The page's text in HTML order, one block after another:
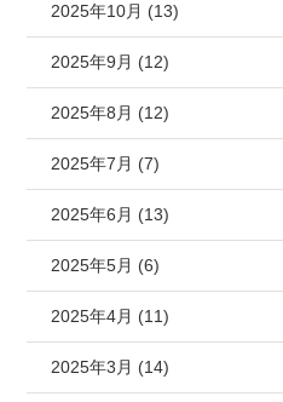
2025年10月 (13)
2025年9月 (12)
2025年8月 (12)
2025年7月 (7)
2025年6月 (13)
2025年5月 (6)
2025年4月 (11)
2025年3月 (14)